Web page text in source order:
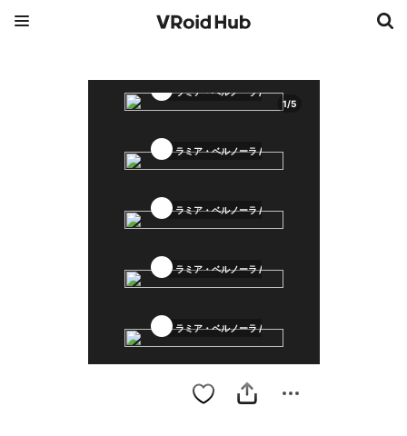
1/5
ラミア・ベルノーラ / Lamia Belnora
ラミア・ベルノーラ / Lamia Belnora
ラミア・ベルノーラ / Lamia Belnora
ラミア・ベルノーラ / Lamia Belnora
ラミア・ベルノーラ / Lamia Belnora